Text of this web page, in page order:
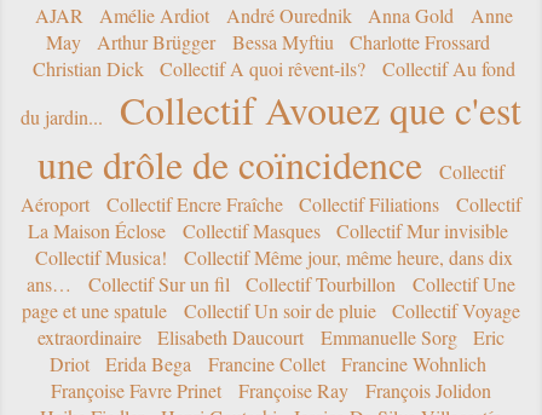
AJAR Amélie Ardiot André Ourednik Anna Gold
Anne
May
Arthur Brügger Bessa Myftiu
Charlotte Frossard
Christian Dick
Collectif A quoi rêvent-ils?
Collectif Au fond
du jardin...
Collectif Avouez que c'est
une drôle de coïncidence
Collectif
Aéroport
Collectif Encre Fraîche Collectif Filiations
Collectif
La Maison Éclose
Collectif Masques
Collectif Mur invisible
Collectif Musica!
Collectif Même jour, même heure, dans dix
ans…
Collectif Sur un fil Collectif Tourbillon
Collectif Une
page et une spatule
Collectif Un soir de pluie
Collectif Voyage
extraordinaire
Elisabeth Daucourt Emmanuelle Sorg
Eric
Driot
Erida Bega Francine Collet
Francine Wohnlich
Françoise Favre Prinet
Françoise Ray
François Jolidon